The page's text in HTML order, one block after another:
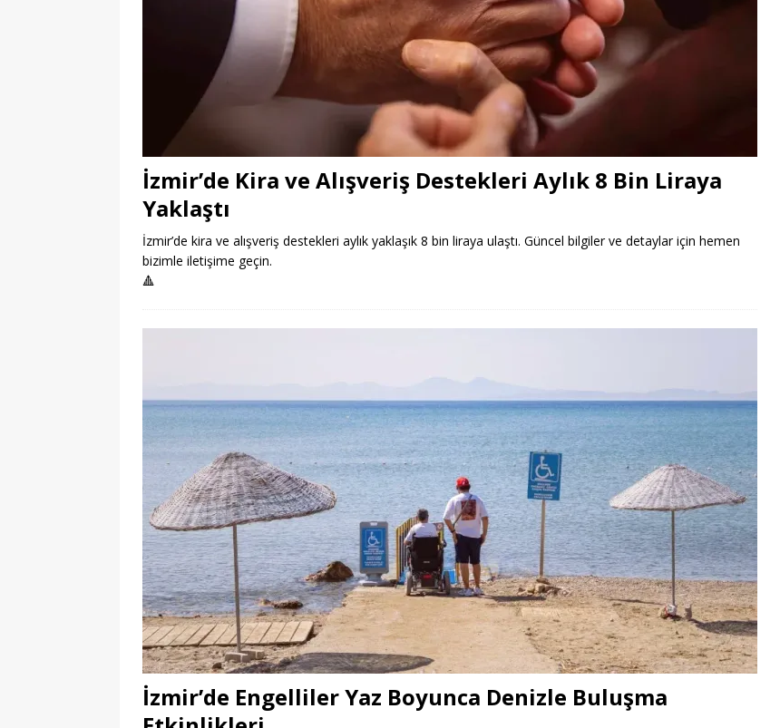
İzmir’de Kira ve Alışveriş Destekleri Aylık 8 Bin Liraya
Yaklaştı
İzmir’de kira ve alışveriş destekleri aylık yaklaşık 8 bin liraya ulaştı. Güncel bilgiler ve detaylar için hemen
bizimle iletişime geçin.
🔺
İzmir’de Engelliler Yaz Boyunca Denizle Buluşma